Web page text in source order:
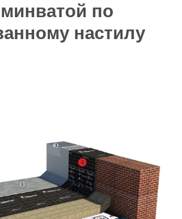
по
настилу